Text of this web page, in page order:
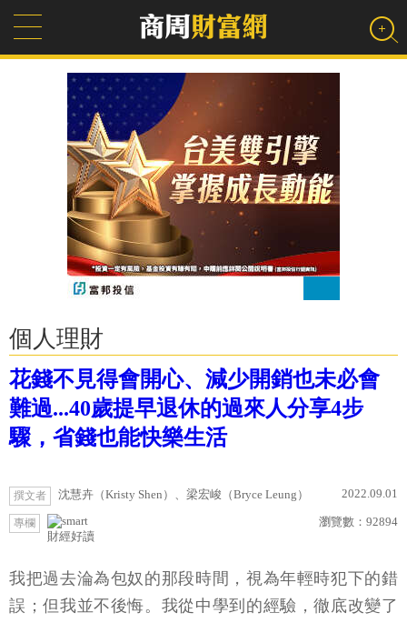
個人理財
花錢不見得會開心、減少開銷也未必會
難過...40歲提早退休的過來人分享4步
驟，省錢也能快樂生活
撰文者 沈慧卉（Kristy Shen）、梁宏峻（Bryce Leung） 2022.09.01
專欄
財經好讀
瀏覽數： 92894
我把過去淪為包奴的那段時間，視為年輕時犯下的錯
誤；但我並不後悔。我從中學到的經驗，徹底改變了